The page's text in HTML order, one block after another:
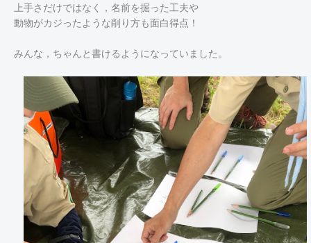
上手さだけではなく，名前を掘った工夫や
動物がカジったような削り方も面白得点！
みんな，ちゃんと書けるようになっていました。